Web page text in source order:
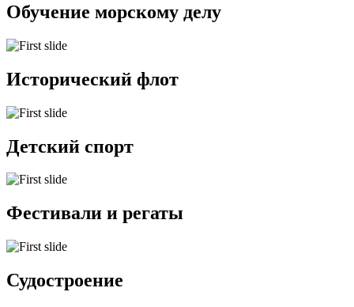
Обучение морскому делу
Исторический флот
Детский спорт
Фестивали и регаты
Судостроение